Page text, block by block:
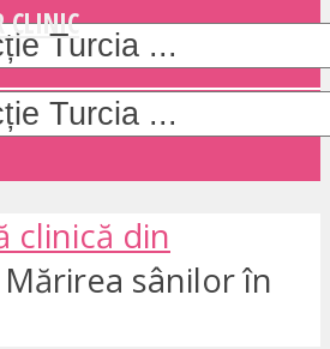
CLINIC
clinică din
Mărirea sânilor în